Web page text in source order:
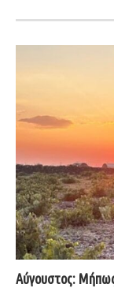
Αύγουστος: Μήπως